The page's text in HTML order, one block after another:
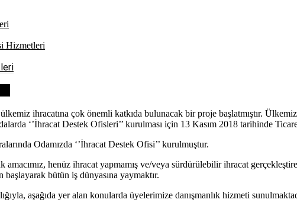
Hizmetleri
ihracatına çok önemli katkıda bulunacak bir proje başlatmıştır.
‘’İhracat Destek Ofisleri’’ kurulması için 13 Kasım 2018 tarihinde
Odamızda ‘’İhracat Destek Ofisi’’ kurulmuştur.
amacımız, henüz ihracat yapmamış ve/veya sürdürülebilir ihracat
bütün iş dünyasına yaymaktır.
aşağıda yer alan konularda üyelerimize danışmanlık hizmeti